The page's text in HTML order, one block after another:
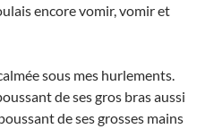
encore vomir, vomir et
sous mes hurlements.
de ses gros bras aussi
de ses grosses mains